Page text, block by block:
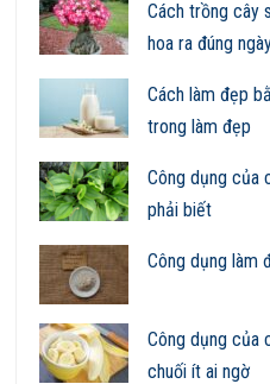
Cách trồng cây
hoa ra đúng
Cách làm đẹp
trong làm đẹp
Công dụng của
phải biết
Công dụng làm
Công dụng của
chuối ít ai ngờ